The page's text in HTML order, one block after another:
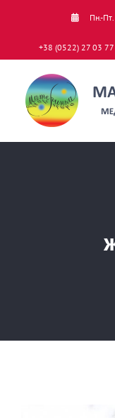
Пн.-
+38 (0522) 27 03